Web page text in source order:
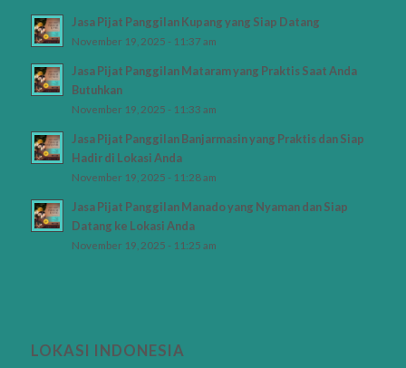
Jasa Pijat Panggilan Kupang yang Siap Datang
November 19, 2025 - 11:37 am
Jasa Pijat Panggilan Mataram yang Praktis Saat Anda
Butuhkan
November 19, 2025 - 11:33 am
Jasa Pijat Panggilan Banjarmasin yang Praktis dan Siap
Hadir di Lokasi Anda
November 19, 2025 - 11:28 am
Jasa Pijat Panggilan Manado yang Nyaman dan Siap
Datang ke Lokasi Anda
November 19, 2025 - 11:25 am
LOKASI INDONESIA